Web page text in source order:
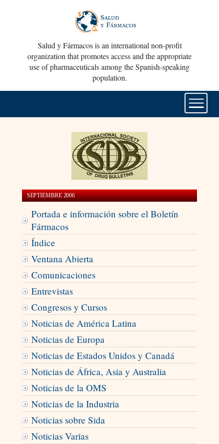
Salud y Fármacos is an international non-profit
organization that promotes access and the appropriate
use of pharmaceuticals among the Spanish-speaking
population.
SEPTIEMBRE 2006
Portada e información sobre el Boletín
Fármacos
Índice
Ventana Abierta
Comunicaciones
Entrevistas
Congresos y Cursos
Noticias de América Latina
Noticias de Europa
Noticias de Estados Unidos y Canadá
Noticias de África, Asia y Australia
Noticias de la OMS
Noticias de la Industria
Noticias sobre Sida
Noticias Varias